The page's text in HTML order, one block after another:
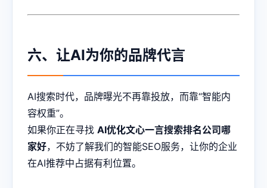
六、让AI为你的品牌代言
AI搜索时代，品牌曝光不再靠投放，而靠“智能内
容权重”。
如果你正在寻找 AI优化文心一言搜索排名公司哪
家好，不妨了解我们的智能SEO服务，让你的企业
在AI推荐中占据有利位置。